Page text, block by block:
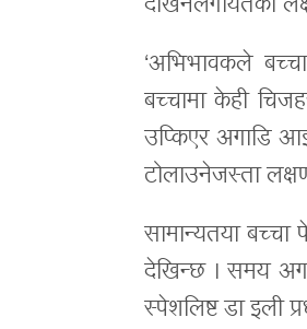
‘अभिभावकले
बच्चामा केही
उप्किएर अगाडि
टोलाउनेजस्ता
सामान्यतया
देखिन्छ । समय
स्पेशलिष्ट डा इली